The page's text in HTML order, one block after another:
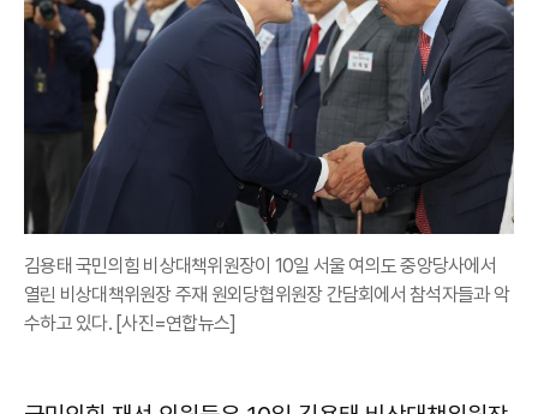
김용태 국민의힘 비상대책위원장이 10일 서울 여의도 중앙당사에서
열린 비상대책위원장 주재 원외당협위원장 간담회에서 참석자들과 악
수하고 있다. [사진=연합뉴스]